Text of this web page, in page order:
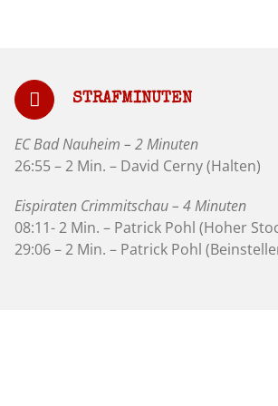
STRAFMINUTEN
EC Bad Nauheim – 2 Minuten
26:55 – 2 Min. – David Cerny (Halten)
Eispiraten Crimmitschau – 4 Minuten
08:11- 2 Min. – Patrick Pohl (Hoher
29:06 – 2 Min. – Patrick Pohl